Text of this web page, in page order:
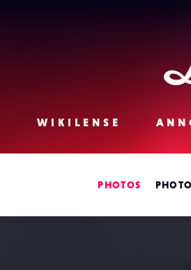
WIKILENSE
PHOTOS